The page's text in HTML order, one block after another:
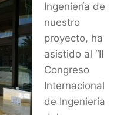
Ingeniería de
nuestro
proyecto, ha
asistido al “II
Congreso
Internacional
de Ingeniería